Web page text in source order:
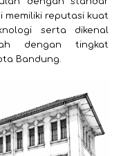
memiliki reputasi kuat
serta dikenal
dengan tingkat
Bandung.